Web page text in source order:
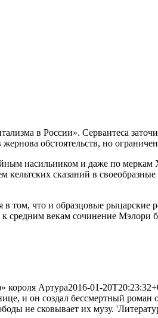
в России». Сервантеса
обстоятельств, но
насильником и даже по меркам
кельтских сказаний в
том, что и образцовые
средним векам сочинение Мэлори
короля Артура2016-01-
и он создал бессмертный
не сковывает их музу.